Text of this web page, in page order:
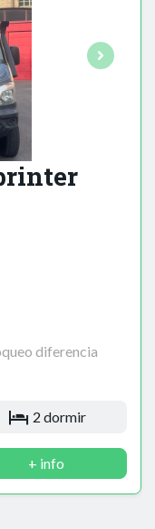
diferencia
2 dormir
+ info